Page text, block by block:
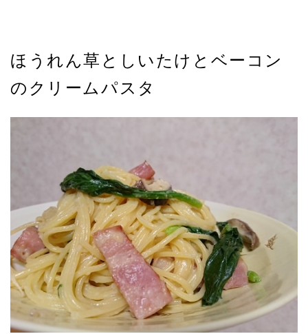
ほうれん草としいたけとベーコン
のクリームパスタ